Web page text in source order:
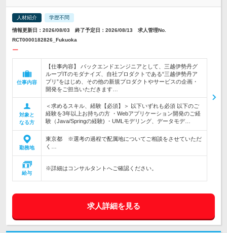
人材紹介 学歴不問
情報更新日：2026/08/03 終了予定日：2026/08/13 求人管理No.
RCT0000182826_Fukuoka
ー
仕事内容
【仕事内容】 バックエンドエンジニアとして、三越伊勢丹グ
ループITのモダナイズ、自社プロダクトである“三越伊勢丹ア
プリ”をはじめ、その他の新規プロダクトやサービスの企画・
開発をご担当いただきます…
対象と
なる方
＜求めるスキル、経験【必須】＞ 以下いずれも必須 以下のご
経験を3年以上お持ちの方 ・Webアプリケーション開発のご経
験（Java/Springの経験) ・UMLモデリング、データモデ…
勤務地
東京都 ※選考の過程で配属地についてご相談をさせていただ
く…
給与
※詳細はコンサルタントへご確認ください。
求人詳細を見る